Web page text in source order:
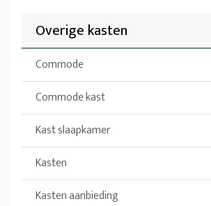
Overige kasten
Commode
Commode kast
Kast slaapkamer
Kasten
Kasten aanbieding